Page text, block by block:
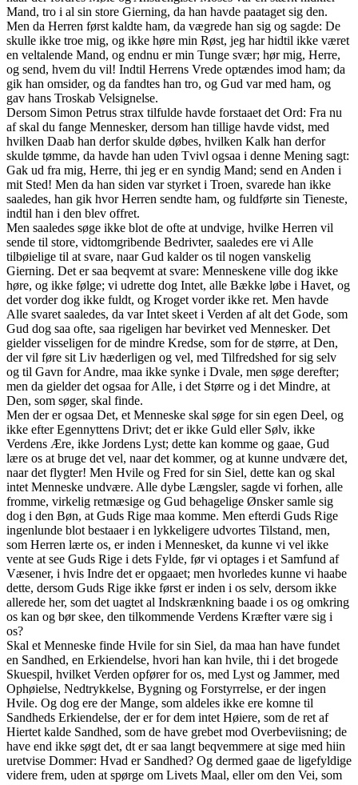
Mand, tro i al sin store Gierning, da han havde paataget sig den.
Men da Herren først kaldte ham, da vægrede han sig og sagde: De
skulle ikke troe mig, og ikke høre min Røst, jeg har hidtil ikke været
en veltalende Mand, og endnu er min Tunge svær; hør mig, Herre,
og send, hvem du vil! Indtil Herrens Vrede optændes imod ham; da
gik han omsider, og da fandtes han tro, og Gud var med ham, og
gav hans Troskab Velsignelse.
Dersom Simon Petrus strax tilfulde havde forstaaet det Ord: Fra nu
af skal du fange Mennesker, dersom han tillige havde vidst, med
hvilken Daab han derfor skulde døbes, hvilken Kalk han derfor
skulde tømme, da havde han uden Tvivl ogsaa i denne Mening sagt:
Gak ud fra mig, Herre, thi jeg er en syndig Mand; send en Anden i
mit Sted! Men da han siden var styrket i Troen, svarede han ikke
saaledes, han gik hvor Herren sendte ham, og fuldførte sin Tieneste,
indtil han i den blev offret.
Men saaledes søge ikke blot de ofte at undvige, hvilke Herren vil
sende til store, vidtomgribende Bedrivter, saaledes ere vi Alle
tilbøielige til at svare, naar Gud kalder os til nogen vanskelig
Gierning. Det er saa beqvemt at svare: Menneskene ville dog ikke
høre, og ikke følge; vi udrette dog Intet, alle Bække løbe i Havet, og
det vorder dog ikke fuldt, og Kroget vorder ikke ret. Men havde
Alle svaret saaledes, da var Intet skeet i Verden af alt det Gode, som
Gud dog saa ofte, saa rigeligen har bevirket ved Mennesker. Det
gielder visseligen for de mindre Kredse, som for de større, at Den,
der vil føre sit Liv hæderligen og vel, med Tilfredshed for sig selv
og til Gavn for Andre, maa ikke synke i Dvale, men søge derefter;
men da gielder det ogsaa for Alle, i det Større og i det Mindre, at
Den, som søger, skal finde.
Men der er ogsaa Det, et Menneske skal søge for sin egen Deel, og
ikke efter Egennyttens Drivt; det er ikke Guld eller Sølv, ikke
Verdens Ære, ikke Jordens Lyst; dette kan komme og gaae, Gud
lære os at bruge det vel, naar det kommer, og at kunne undvære det,
naar det flygter! Men Hvile og Fred for sin Siel, dette kan og skal
intet Menneske undvære. Alle dybe Længsler, sagde vi forhen, alle
fromme, virkelig retmæsige og Gud behagelige Ønsker samle sig
dog i den Bøn, at Guds Rige maa komme. Men efterdi Guds Rige
ingenlunde blot bestaaer i en lykkeligere udvortes Tilstand, men,
som Herren lærte os, er inden i Mennesket, da kunne vi vel ikke
vente at see Guds Rige i dets Fylde, før vi optages i et Samfund af
Væsener, i hvis Indre det er opgaaet; men hvorledes kunne vi haabe
dette, dersom Guds Rige ikke først er inden i os selv, dersom ikke
allerede her, som det uagtet al Indskrænkning baade i os og omkring
os kan og bør skee, den tilkommende Verdens Kræfter være sig i
os?
Skal et Menneske finde Hvile for sin Siel, da maa han have fundet
en Sandhed, en Erkiendelse, hvori han kan hvile, thi i det brogede
Skuespil, hvilket Verden opfører for os, med Lyst og Jammer, med
Ophøielse, Nedtrykkelse, Bygning og Forstyrrelse, er der ingen
Hvile. Og dog ere der Mange, som aldeles ikke ere komne til
Sandheds Erkiendelse, der er for dem intet Høiere, som de ret af
Hiertet kalde Sandhed, som de have grebet mod Overbeviisning; de
have end ikke søgt det, dt er saa langt beqvemmere at sige med hiin
uretvise Dommer: Hvad er Sandhed? Og dermed gaae de ligefyldige
videre frem, uden at spørge om Livets Maal, eller om den Vei, som